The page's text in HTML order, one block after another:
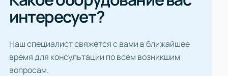
интересует?
Наш специалист свяжется с вами в ближайшее
время для консультации по всем возникшим
вопросам.